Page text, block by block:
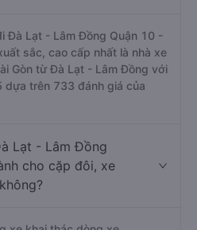
Đà Lạt - Lâm Đồng Quận 10 -
sắc, cao cấp nhất là nhà xe
Gòn từ Đà Lạt - Lâm Đồng với
dựa trên 733 đánh giá của
Lạt - Lâm Đồng
cho cặp đôi, xe